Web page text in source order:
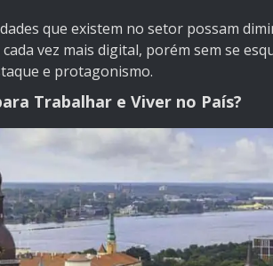
que existem no setor possam
vez mais digital, porém sem se
e protagonismo.
Trabalhar e Viver no País?